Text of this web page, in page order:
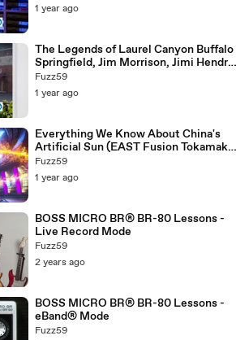
1 year ago
The Legends of Laurel Canyon Buffalo
Springfield, Jim Morrison, Jimi Hendrix
EYE ON L.A.
Fuzz59
1 year ago
Everything We Know About China's
Artificial Sun (EAST Fusion Tokamak
Reactor)
Fuzz59
1 year ago
BOSS MICRO BR® BR-80 Lessons -
Live Record Mode
Fuzz59
2 years ago
BOSS MICRO BR® BR-80 Lessons -
eBand® Mode
Fuzz59